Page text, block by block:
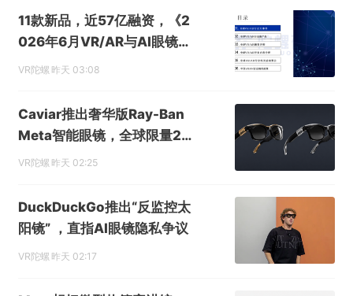
11款新品，近57亿融资，《2
026年6月VR/AR与AI眼镜行
业月报》发布
VR陀螺 昨天 03:08
Caviar推出奢华版Ray-Ban
Meta智能眼镜，全球限量24
副售价超6000美元
VR陀螺 昨天 02:25
DuckDuckGo推出“反监控太
阳镜” ，直指AI眼镜隐私争议
VR陀螺 昨天 02:17